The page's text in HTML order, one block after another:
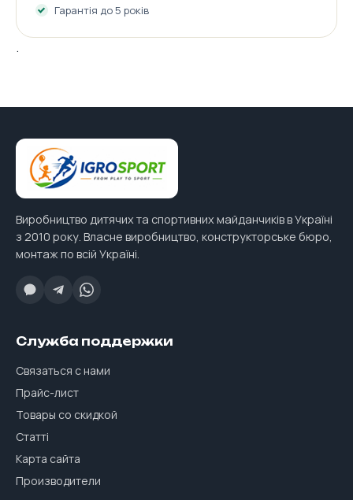
Гарантія до 5 років
.
Виробництво дитячих та спортивних майданчиків в Україні
з 2010 року. Власне виробництво, конструкторське бюро,
монтаж по всій Україні.
Служба поддержки
Связаться с нами
Прайс-лист
Товары со скидкой
Статті
Карта сайта
Производители